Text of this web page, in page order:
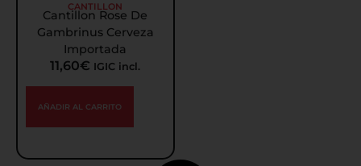
CANTILLON
Cantillon Rose De
Gambrinus Cerveza
Importada
11,60€ IGIC incl.
AÑADIR AL CARRITO